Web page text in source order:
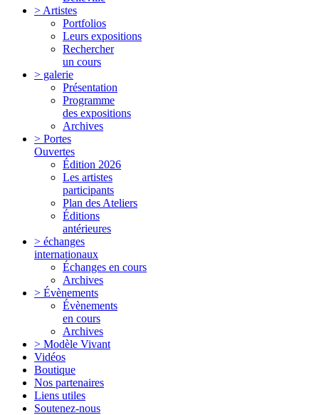
> Artistes
Portfolios
Leurs expositions
Rechercher
un cours
> galerie
Présentation
Programme
des expositions
Archives
> Portes
Ouvertes
Édition 2026
Les artistes
participants
Plan des Ateliers
Éditions
antérieures
> échanges
internationaux
Échanges en cours
Archives
> Évènements
Évènements
en cours
Archives
> Modèle Vivant
Vidéos
Boutique
Nos partenaires
Liens utiles
Soutenez-nous